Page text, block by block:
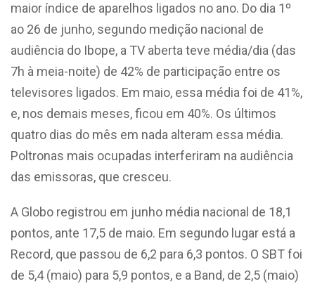
maior índice de aparelhos ligados no ano. Do dia 1º
ao 26 de junho, segundo medição nacional de
audiência do Ibope, a TV aberta teve média/dia (das
7h à meia-noite) de 42% de participação entre os
televisores ligados. Em maio, essa média foi de 41%,
e, nos demais meses, ficou em 40%. Os últimos
quatro dias do mês em nada alteram essa média.
Poltronas mais ocupadas interferiram na audiência
das emissoras, que cresceu.
A Globo registrou em junho média nacional de 18,1
pontos, ante 17,5 de maio. Em segundo lugar está a
Record, que passou de 6,2 para 6,3 pontos. O SBT foi
de 5,4 (maio) para 5,9 pontos, e a Band, de 2,5 (maio)